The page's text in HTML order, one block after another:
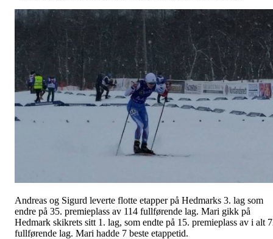
Andreas og Sigurd leverte flotte etapper på Hedmarks 3. lag som
endre på 35. premieplass av 114 fullførende lag. Mari gikk på
Hedmark skikrets sitt 1. lag, som endte på 15. premieplass av i alt
fullførende lag. Mari hadde 7 beste etappetid.